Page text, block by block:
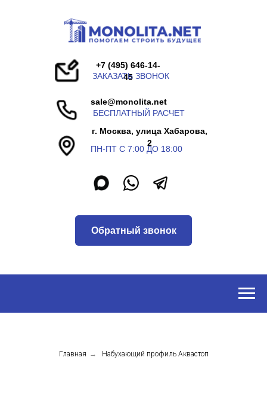
г. Москва, улица Хабарова,
ПН-ПТ С 7:00 ДО 18:00
45
ЗАКАЗАТЬ ЗВОНОК
БЕСПЛАТНЫЙ РАСЧЕТ
Главная → Набухающий профиль Аквастоп